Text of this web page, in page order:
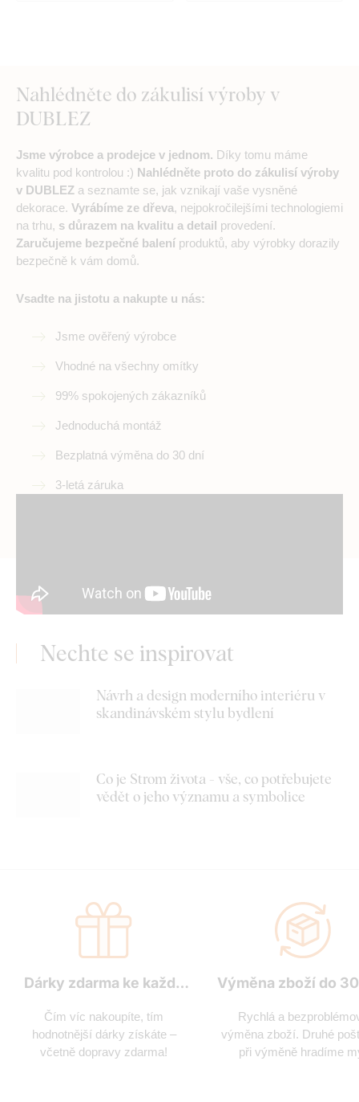
Nahlédněte do zákulisí výroby v
DUBLEZ
Jsme výrobce a prodejce v jednom. Díky tomu máme
kvalitu pod kontrolou :) Nahlédněte proto do zákulisí výroby
v DUBLEZ a seznamte se, jak vznikají vaše vysněné
dekorace. Vyrábíme ze dřeva, nejpokročilejšími technologiemi
na trhu, s důrazem na kvalitu a detail provedení.
Zaručujeme bezpečné balení produktů, aby výrobky dorazily
bezpečně k vám domů.
Vsadte na jistotu a nakupte u nás:
Jsme ověřený výrobce
Vhodné na všechny omítky
99% spokojených zákazníků
Jednoduchá montáž
Bezplatná výměna do 30 dní
3-letá záruka
Nechte se inspirovat
Návrh a design moderního interiéru v
skandinávském stylu bydlení
Co je Strom života - vše, co potřebujete
vědět o jeho významu a symbolice
Dárky zdarma ke každé
Čím víc nakoupíte, tím
hodnotnější dárky získáte –
včetně dopravy zdarma!
Výměna zboží do
Rychlá a
výměna zboží. Druhé
při výměně hradíme